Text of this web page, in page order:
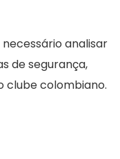
analisar
de segurança,
clube colombiano.